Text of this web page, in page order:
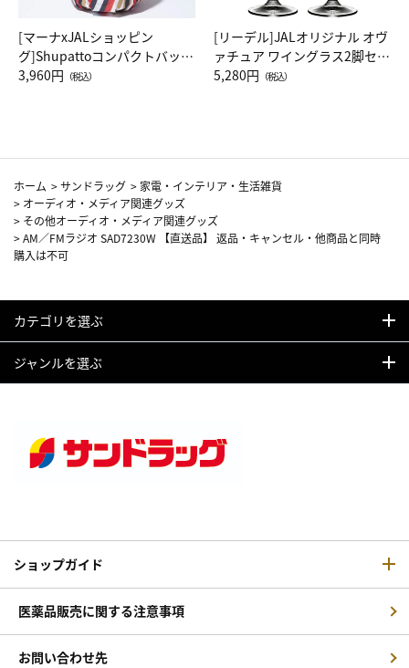
[マーナxJALショッピン
グ]Shupattoコンパクトバッグ
Drop JAL客室乗務員（LC）ス
3,960円 （税込）
[リーデル]JALオリジナル オヴ
ァチュア ワイングラス2脚セッ
ト（レッドワイン）
5,280円 （税込）
ホーム >サンドラッグ > 家電・インテリア・生活雑貨
> オーディオ・メディア関連グッズ
> その他オーディオ・メディア関連グッズ
>AM／FMラジオ SAD7230W 【直送品】 返品・キャンセル・他商品と同時
購入は不可
カテゴリを選ぶ
ジャンルを選ぶ
ショップガイド
医薬品販売に関する注意事項
お問い合わせ先